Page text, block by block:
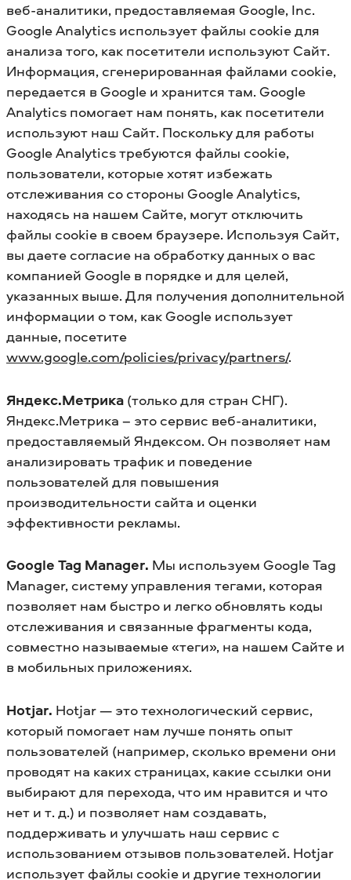
веб-аналитики, предоставляемая Google, Inc.
Google Analytics использует файлы cookie для
анализа того, как посетители используют Сайт.
Информация, сгенерированная файлами cookie,
передается в Google и хранится там. Google
Analytics помогает нам понять, как посетители
используют наш Сайт. Поскольку для работы
Google Analytics требуются файлы cookie,
пользователи, которые хотят избежать
отслеживания со стороны Google Analytics,
находясь на нашем Сайте, могут отключить
файлы cookie в своем браузере. Используя Сайт,
вы даете согласие на обработку данных о вас
компанией Google в порядке и для целей,
указанных выше. Для получения дополнительной
информации о том, как Google использует
данные, посетите
www.google.com/policies/privacy/partners/.
Яндекс.Метрика (только для стран СНГ).
Яндекс.Метрика – это сервис веб-аналитики,
предоставляемый Яндексом. Он позволяет нам
анализировать трафик и поведение
пользователей для повышения
производительности сайта и оценки
эффективности рекламы.
Google Tag Manager. Мы используем Google Tag
Manager, систему управления тегами, которая
позволяет нам быстро и легко обновлять коды
отслеживания и связанные фрагменты кода,
совместно называемые «теги», на нашем Сайте и
в мобильных приложениях.
Hotjar. Hotjar — это технологический сервис,
который помогает нам лучше понять опыт
пользователей (например, сколько времени они
проводят на каких страницах, какие ссылки они
выбирают для перехода, что им нравится и что
нет и т. д.) и позволяет нам создавать,
поддерживать и улучшать наш сервис с
использованием отзывов пользователей. Hotjar
использует файлы cookie и другие технологии